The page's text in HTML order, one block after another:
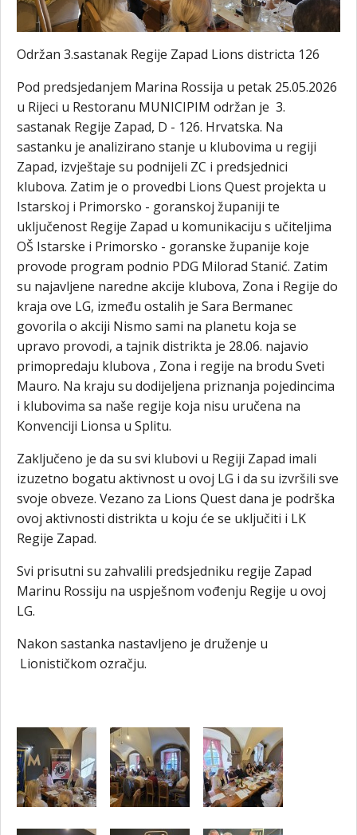
Održan 3.sastanak Regije Zapad Lions districta 126
Pod predsjedanjem Marina Rossija u petak 25.05.2026
u Rijeci u Restoranu MUNICIPIM održan je 3.
sastanak Regije Zapad, D - 126. Hrvatska. Na
sastanku je analizirano stanje u klubovima u regiji
Zapad, izvještaje su podnijeli ZC i predsjednici
klubova. Zatim je o provedbi Lions Quest projekta u
Istarskoj i Primorsko - goranskoj županiji te
uključenost Regije Zapad u komunikaciju s učiteljima
OŠ Istarske i Primorsko - goranske županije koje
provode program podnio PDG Milorad Stanić. Zatim
su najavljene naredne akcije klubova, Zona i Regije do
kraja ove LG, između ostalih je Sara Bermanec
govorila o akciji Nismo sami na planetu koja se
upravo provodi, a tajnik distrikta je 28.06. najavio
primopredaju klubova , Zona i regije na brodu Sveti
Mauro. Na kraju su dodijeljena priznanja pojedincima
i klubovima sa naše regije koja nisu uručena na
Konvenciji Lionsa u Splitu.
Zaključeno je da su svi klubovi u Regiji Zapad imali
izuzetno bogatu aktivnost u ovoj LG i da su izvršili sve
svoje obveze. Vezano za Lions Quest dana je podrška
ovoj aktivnosti distrikta u koju će se uključiti i LK
Regije Zapad.
Svi prisutni su zahvalili predsjedniku regije Zapad
Marinu Rossiju na uspješnom vođenju Regije u ovoj
LG.
Nakon sastanka nastavljeno je druženje u
Lionističkom ozračju.